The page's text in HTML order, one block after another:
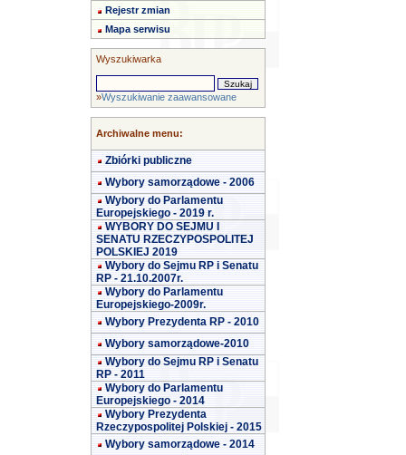
Rejestr zmian
Mapa serwisu
Wyszukiwarka
»Wyszukiwanie zaawansowane
Archiwalne menu:
Zbiórki publiczne
Wybory samorządowe - 2006
Wybory do Parlamentu
Europejskiego - 2019 r.
WYBORY DO SEJMU I
SENATU RZECZYPOSPOLITEJ
POLSKIEJ 2019
Wybory do Sejmu RP i Senatu
RP - 21.10.2007r.
Wybory do Parlamentu
Europejskiego-2009r.
Wybory Prezydenta RP - 2010
Wybory samorządowe-2010
Wybory do Sejmu RP i Senatu
RP - 2011
Wybory do Parlamentu
Europejskiego - 2014
Wybory Prezydenta
Rzeczypospolitej Polskiej - 2015
Wybory samorządowe - 2014